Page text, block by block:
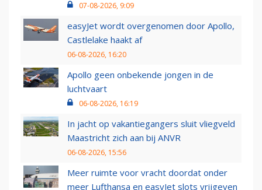
07-08-2026, 9:09
easyJet wordt overgenomen door Apollo,
Castlelake haakt af
06-08-2026, 16:20
Apollo geen onbekende jongen in de
luchtvaart
06-08-2026, 16:19
In jacht op vakantiegangers sluit vliegveld
Maastricht zich aan bij ANVR
06-08-2026, 15:56
Meer ruimte voor vracht doordat onder
meer Lufthansa en easyJet slots vrijgeven